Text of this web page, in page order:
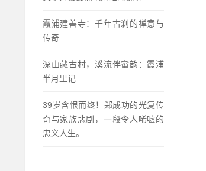
霞浦建善寺：千年古刹的禅意与
传奇
深山藏古村，溪流伴畲韵：霞浦
半月里记
39岁含恨而终！郑成功的光复传
奇与家族悲剧，一段令人唏嘘的
忠义人生。